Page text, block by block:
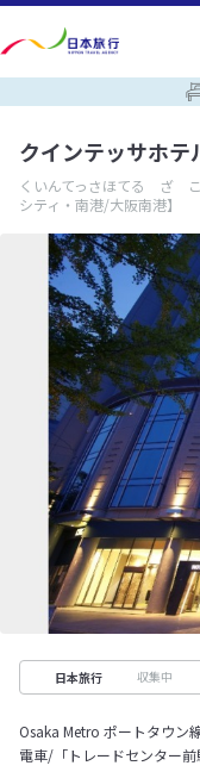
クインテッサホ
くいんてっさほてる ざ
シティ・南港/大阪南港】
日本旅行 収集中
Osaka Metro ポートタウン
電車/「トレードセンター